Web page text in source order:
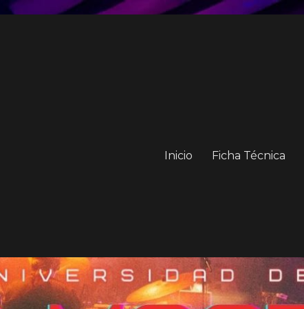
Inicio Ficha Técnica